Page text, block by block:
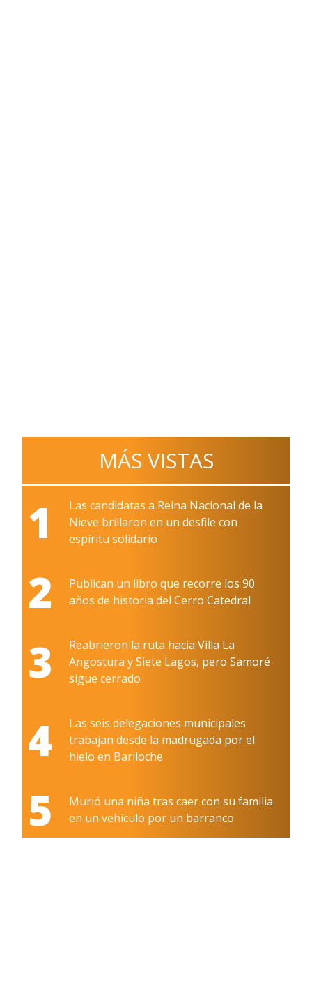
MÁS VISTAS
1
Las candidatas a Reina Nacional de la
Nieve brillaron en un desfile con
espíritu solidario
2
Publican un libro que recorre los 90
años de historia del Cerro Catedral
3
Reabrieron la ruta hacia Villa La
Angostura y Siete Lagos, pero Samoré
sigue cerrado
4
Las seis delegaciones municipales
trabajan desde la madrugada por el
hielo en Bariloche
5
Murió una niña tras caer con su familia
en un vehículo por un barranco